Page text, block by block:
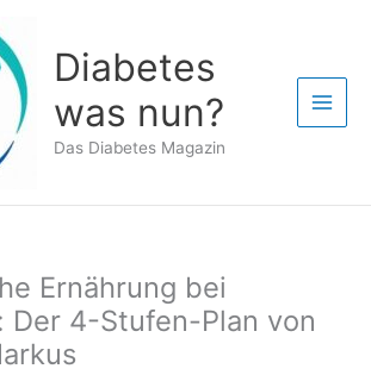
Diabetes
was nun?
Das Diabetes Magazin
Ernährung bei
Der 4-Stufen-Plan von